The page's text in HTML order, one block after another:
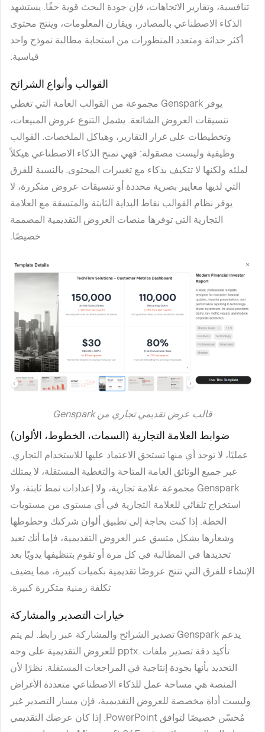
تنافسية، وتقارير الاتجاهات، فإن جودة البحث قوية حقًا. يستشهد
الذكاء الاصطناعي بالمصادر، ويقارن المعلومات، وينتج محتوى
أكثر حداثة ومتعدد المنظورات من استجابة مطالبة نموذج واحد
قياسية.
القوالب وأنواع الشرائح
يوفر Genspark مجموعة من القوالب العامة التي تغطي
تنسيقات العروض الشائعة. يشمل التنوع عروض المبيعات،
وتخطيطات على غرار التقارير، وهياكل الملخصات. القوالب
وظيفية وليست مصقولة: فهي تمنح الذكاء الاصطناعي هيكلاً
لملئه ولكنها لا تتكيف بذكاء مع تغييرات المحتوى. بالنسبة للفرق
التي لديها معايير بصرية محددة أو تنسيقات عروض متكررة، لا
يوفر نظام القوالب نقاط البداية الثابتة والمتسقة مع العلامة
التجارية التي توفرها منصات العروض التقديمية المصممة
خصيصًا.
قالب عرض تقديمي تجاري من Genspark
ضوابط العلامة التجارية (السمات، الخطوط، الألوان)
عمليًا، لا توجد أي منها تستحق الاعتماد عليها للاستخدام التجاري.
عبر جميع الوثائق العامة المتاحة والتغطية المستقلة، لا يمتلك
Genspark مجموعة علامة تجارية، ولا إعدادات نمط ثابتة، ولا
استخراج تلقائي للعلامة التجارية في أي مستوى من مستويات
الخطة. إذا كنت بحاجة إلى تطبيق ألوان شركتك وخطوطها
وشعارها بشكل متسق عبر العروض التقديمية، فإما أنك تعيد
تحديدها في المطالبة في كل مرة أو تقوم بتنظيفها يدويًا بعد
الإنشاء للفرق التي تنتج عروضًا تقديمية بكميات كبيرة، مما يضيف
تكلفة زمنية متكررة كبيرة.
خيارات التصدير والمشاركة
يدعم Genspark تصدير الشرائح والمشاركة عبر رابط. لم يتم
تأكيد دقة تصدير ملفات .pptx للعروض التقديمية على وجه
التحديد بأنها بجودة إنتاجية في المراجعات المستقلة. نظرًا لأن
المنصة هي مساحة عمل للذكاء الاصطناعي متعددة الأغراض
وليست أداة مخصصة للعروض التقديمية، فإن مسار التصدير غير
مُحسّن خصيصًا لتوافق PowerPoint. إذا كان عرضك التقديمي